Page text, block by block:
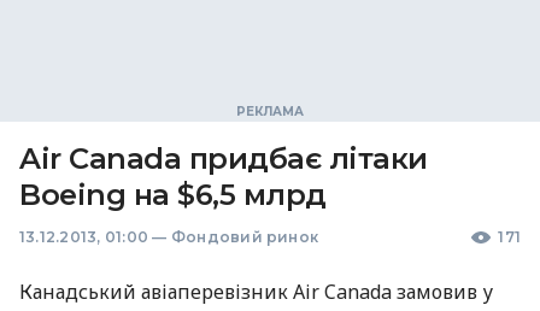
Air Canada придбає літаки
Boeing на $6,5 млрд
13.12.2013, 01:00 — Фондовий ринок 171
Канадський авіаперевізник Air Canada замовив у